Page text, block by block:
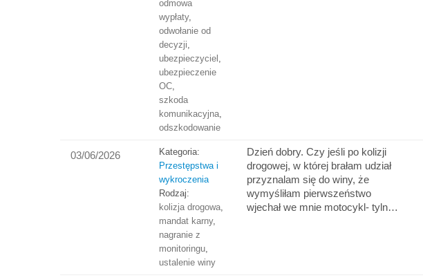
odmowa
wypłaty,
odwołanie od
decyzji,
ubezpieczyciel ,
ubezpieczenie
OC,
szkoda
komunikacyjna,
odszkodowanie
03/06/2026
Kategoria:
Przestępstwa i
wykroczenia
Rodzaj:
kolizja drogowa,
mandat karny,
nagranie z
monitoringu,
ustalenie winy
Dzień dobry. Czy jeśli po kolizji
drogowej, w której brałam udział
przyznalam się do winy, że
wymyśliłam pierwszeństwo
wjechał we mnie motocykl- tyln…